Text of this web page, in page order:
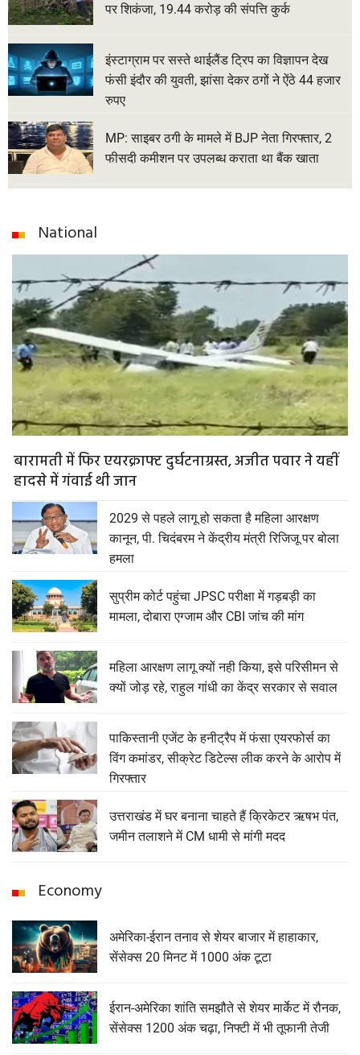
पर शिकंजा, 19.44 करोड़ की संपत्ति कुर्क
इंस्टाग्राम पर सस्ते थाईलैंड ट्रिप का विज्ञापन देख
फंसी इंदौर की युवती, झांसा देकर ठगों ने ऐंठे 44 हजार
रुपए
MP: साइबर ठगी के मामले में BJP नेता गिरफ्तार, 2
फीसदी कमीशन पर उपलब्ध कराता था बैंक खाता
National
बारामती में फिर एयरक्राफ्ट दुर्घटनाग्रस्त, अजीत पवार ने यहीं
हादसे में गंवाई थी जान
2029 से पहले लागू हो सकता है महिला आरक्षण
कानून, पी. चिदंबरम ने केंद्रीय मंत्री रिजिजू पर बोला
हमला
सुप्रीम कोर्ट पहुंचा JPSC परीक्षा में गड़बड़ी का
मामला, दोबारा एग्जाम और CBI जांच की मांग
महिला आरक्षण लागू क्यों नही किया, इसे परिसीमन से
क्यों जोड़ रहे, राहुल गांधी का केंद्र सरकार से सवाल
पाकिस्तानी एजेंट के हनीट्रैप में फंसा एयरफोर्स का
विंग कमांडर, सीक्रेट डिटेल्स लीक करने के आरोप में
गिरफ्तार
उत्तराखंड में घर बनाना चाहते हैं क्रिकेटर ऋषभ पंत,
जमीन तलाशने में CM धामी से मांगी मदद
Economy
अमेरिका-ईरान तनाव से शेयर बाजार में हाहाकार,
सेंसेक्स 20 मिनट में 1000 अंक टूटा
ईरान-अमेरिका शांति समझौते से शेयर मार्केट में रौनक,
सेंसेक्स 1200 अंक चढ़ा, निफ्टी में भी तूफानी तेजी